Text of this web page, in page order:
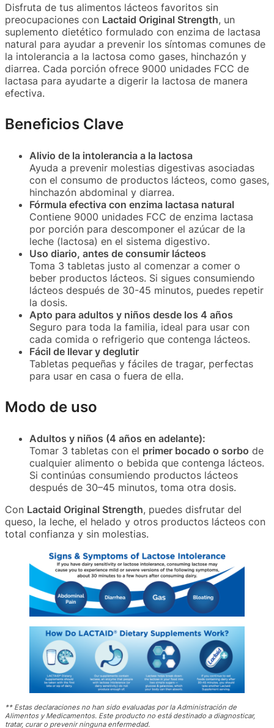
Disfruta de tus alimentos lácteos favoritos sin
preocupaciones con Lactaid Original Strength, un
suplemento dietético formulado con enzima de lactasa
natural para ayudar a prevenir los síntomas comunes de
la intolerancia a la lactosa como gases, hinchazón y
diarrea. Cada porción ofrece 9000 unidades FCC de
lactasa para ayudarte a digerir la lactosa de manera
efectiva.
Beneficios Clave
Alivio de la intolerancia a la lactosa
Ayuda a prevenir molestias digestivas asociadas
con el consumo de productos lácteos, como gases,
hinchazón abdominal y diarrea.
Fórmula efectiva con enzima lactasa natural
Contiene 9000 unidades FCC de enzima lactasa
por porción para descomponer el azúcar de la
leche (lactosa) en el sistema digestivo.
Uso diario, antes de consumir lácteos
Toma 3 tabletas justo al comenzar a comer o
beber productos lácteos. Si sigues consumiendo
lácteos después de 30-45 minutos, puedes repetir
la dosis.
Apto para adultos y niños desde los 4 años
Seguro para toda la familia, ideal para usar con
cada comida o refrigerio que contenga lácteos.
Fácil de llevar y deglutir
Tabletas pequeñas y fáciles de tragar, perfectas
para usar en casa o fuera de ella.
Modo de uso
Adultos y niños (4 años en adelante):
Tomar 3 tabletas con el primer bocado o sorbo de
cualquier alimento o bebida que contenga lácteos.
Si continúas consumiendo productos lácteos
después de 30–45 minutos, toma otra dosis.
Con Lactaid Original Strength, puedes disfrutar del
queso, la leche, el helado y otros productos lácteos con
total confianza y sin molestias.
** Estas declaraciones no han sido evaluadas por la Administración de
Alimentos y Medicamentos. Este producto no está destinado a diagnosticar,
tratar, curar o prevenir ninguna enfermedad.